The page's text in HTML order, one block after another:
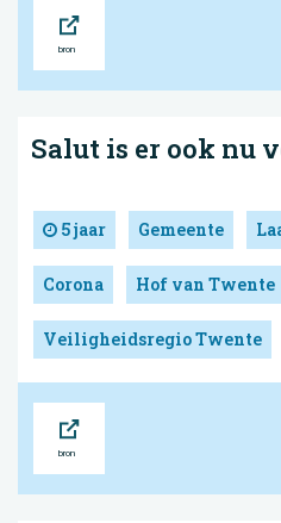
Salut is er ook nu
5 jaar Gemeente
Corona Hof van Twente
Veiligheidsregio Twente